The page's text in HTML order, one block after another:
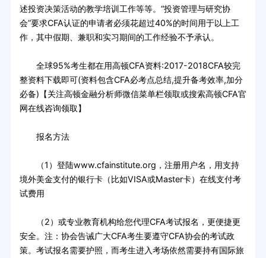
述投资决策活动的教学培训工作等等。“投资管理与研究协
会”要求CFA认证的申请者必须花超过40%的时间用于以上工
作，其中假期、兼职和实习期间的工作经验不予承认。
全球95%考生都在用高顿CFA资料:2017-2018CFA较完
整资料下载即可(资料包含CFA必考点总结,提升备考效率,加分
必备)【关注高顿金融分析师微信菜单栏领取或搜索高顿CFA官
网在线咨询领取】
报名方法
（1）登陆www.cfainstitute.org，注册用户名，用支持
境外美金支付的银行卡（比如VISA或Master卡）在线支付考
试费用
（2）或专业教育机构给您代理CFA考试报名，更便捷更
安全。注：协会告诫广大CFA考生要遵守CFA协会的考试政
策。考试报名需要护照，而考生进入考场依然需要持有国际旅